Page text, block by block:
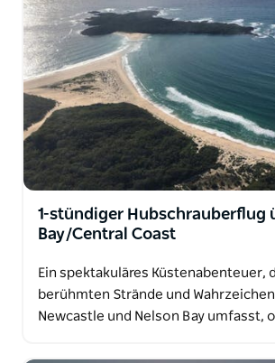
1-stündiger Hubschrauberflug
Bay/Central Coast
Ein spektakuläres Küstenabenteuer,
berühmten Strände und
Newcastle und Nelson Bay umfasst,